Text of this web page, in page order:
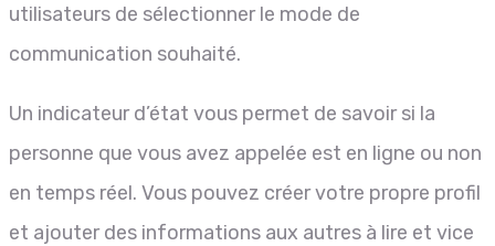
utilisateurs de sélectionner le mode de
communication souhaité.
Un indicateur d’état vous permet de savoir si la
personne que vous avez appelée est en ligne ou non
en temps réel. Vous pouvez créer votre propre profil
et ajouter des informations aux autres à lire et vice